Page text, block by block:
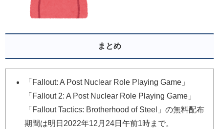
まとめ
「Fallout: A Post Nuclear Role Playing Game」
「Fallout 2: A Post Nuclear Role Playing Game」
「Fallout Tactics: Brotherhood of Steel」の無料配布
期間は明日2022年12月24日午前1時まで。